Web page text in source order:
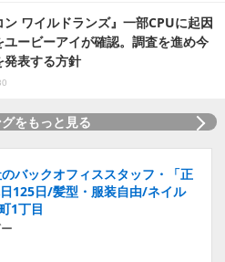
ン ワイルドランズ』一部CPUに起因
ービーアイが確認。調査を進め今
発表する方針
をもっと見る
バックオフィススタッフ・「正
125日/髪型・服装自由/ネイル
1丁目